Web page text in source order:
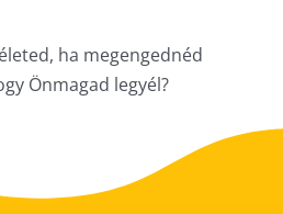
ha megengednéd
Önmagad legyél?